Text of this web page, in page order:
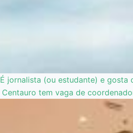
É jornalista (ou estudante) e gosta
Centauro tem vaga de